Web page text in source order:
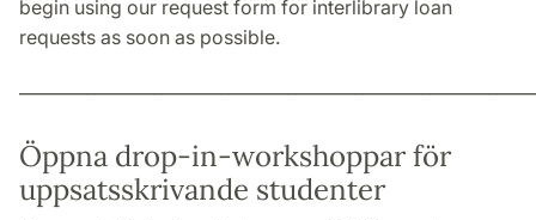
begin using our request form for interlibrary loan
requests as soon as possible.
Öppna drop-in-workshoppar för
uppsatsskrivande studenter